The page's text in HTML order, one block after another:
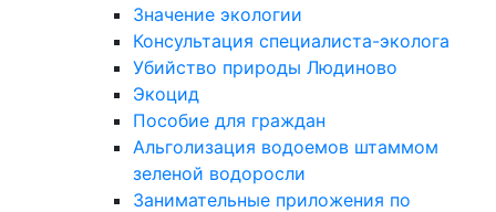
Значение экологии
Консультация специалиста-эколога
Убийство природы Людиново
Экоцид
Пособие для граждан
Альголизация водоемов штаммом
зеленой водоросли
Занимательные приложения по